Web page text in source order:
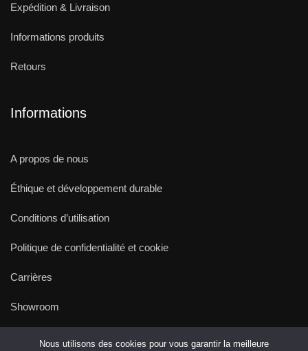
Expédition & Livraison
Informations produits
Retours
Informations
A propos de nous
Éthique et développement durable
Conditions d’utilisation
Politique de confidentialité et cookie
Carrières
Showroom
Nous utilisons des cookies pour vous garantir la meilleure